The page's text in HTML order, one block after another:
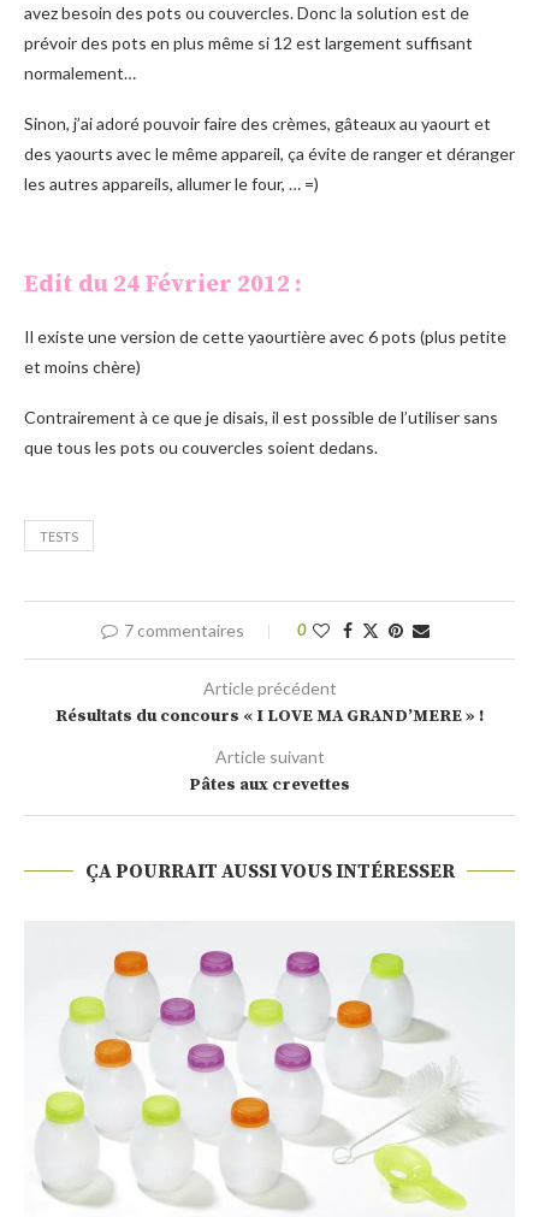
avez besoin des pots ou couvercles. Donc la solution est de
prévoir des pots en plus même si 12 est largement suffisant
normalement…
Sinon, j’ai adoré pouvoir faire des crèmes, gâteaux au yaourt et
des yaourts avec le même appareil, ça évite de ranger et déranger
les autres appareils, allumer le four, … =)
Edit du 24 Février 2012 :
Il existe une version de cette yaourtière avec 6 pots (plus petite
et moins chère)
Contrairement à ce que je disais, il est possible de l’utiliser sans
que tous les pots ou couvercles soient dedans.
TESTS
7 commentaires 0
Article précédent
Résultats du concours « I LOVE MA GRAND’MERE » !
Article suivant
Pâtes aux crevettes
ÇA POURRAIT AUSSI VOUS INTÉRESSER